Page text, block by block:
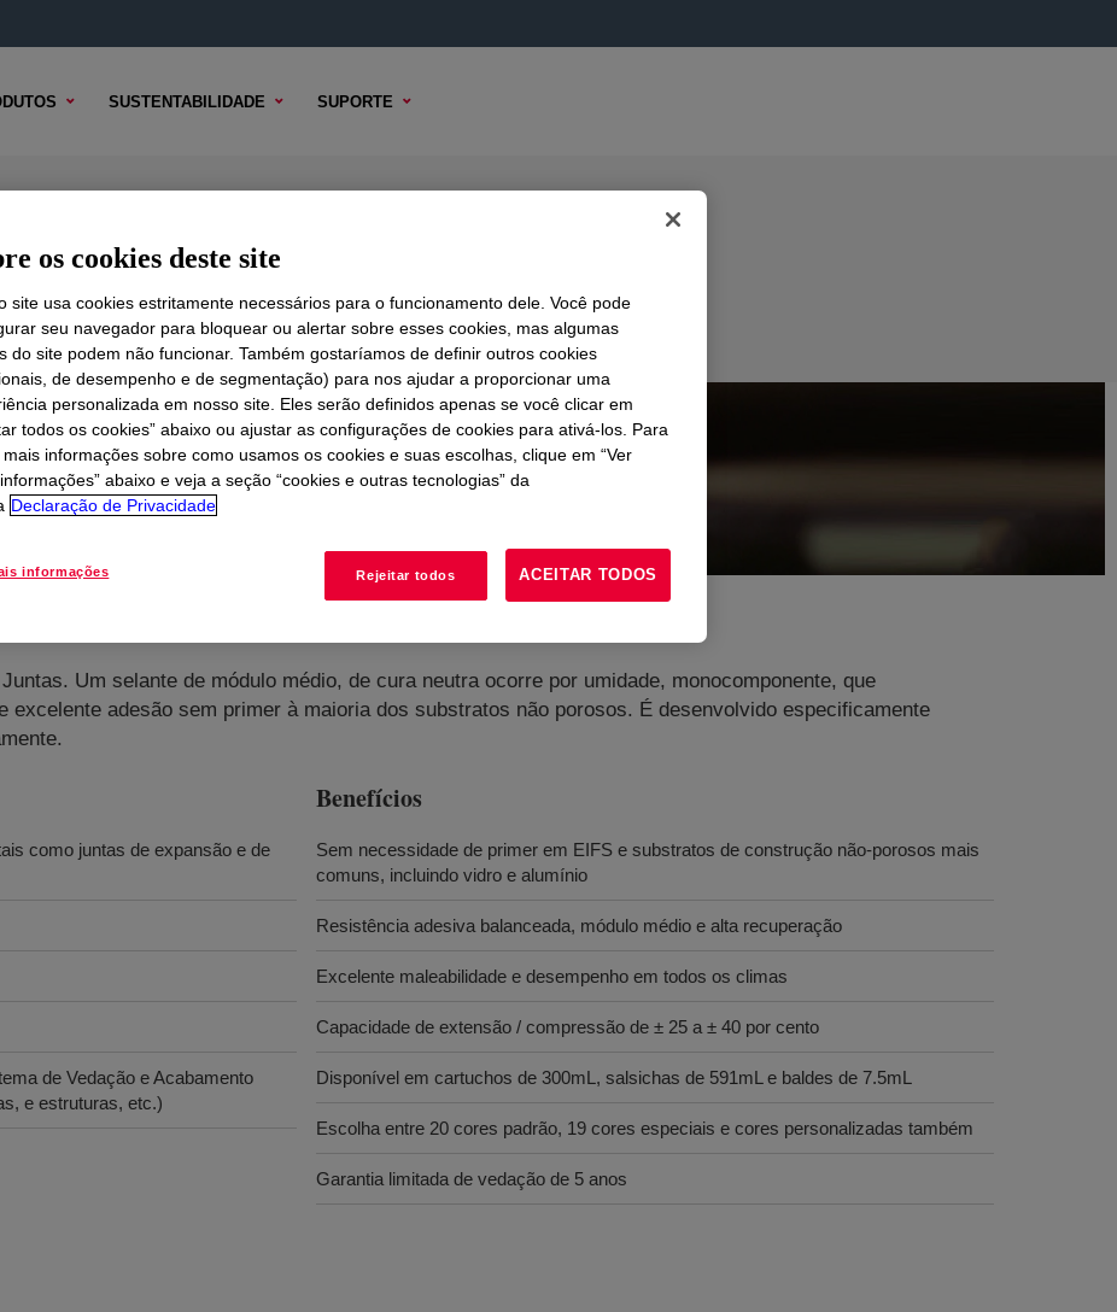
SUSTENTABILIDADE SUPORTE
Sealant
TÉCNICO OPÇÕES DE AMOSTRA OPÇÕES DE COMPRA
Sealant
Um selante de módulo médio, de cura neutra ocorre por umidade, monocomponente, que
adesão sem primer à maioria dos substratos não porosos. É desenvolvido especificamente
como juntas de expansão e de
de Vedação e Acabamento
e estruturas, etc.)
Benefícios
Sem necessidade de primer em EIFS e substratos de construção não-porosos mais
comuns, incluindo vidro e alumínio
Resistência adesiva balanceada, módulo médio e alta recuperação
Excelente maleabilidade e desempenho em todos os climas
Capacidade de extensão / compressão de ± 25 a ± 40 por cento
Disponível em cartuchos de 300mL, salsichas de 591mL e baldes de 7.5mL
Escolha entre 20 cores padrão, 19 cores especiais e cores personalizadas também
Garantia limitada de vedação de 5 anos
os cookies deste site
site usa cookies estritamente necessários para o funcionamento dele. Você pode
seu navegador para bloquear ou alertar sobre esses cookies, mas algumas
do site podem não funcionar. Também gostaríamos de definir outros cookies
de desempenho e de segmentação) para nos ajudar a proporcionar uma
personalizada em nosso site. Eles serão definidos apenas se você clicar em
todos os cookies” abaixo ou ajustar as configurações de cookies para ativá-los. Para
informações sobre como usamos os cookies e suas escolhas, clique em “Ver
abaixo e veja a seção “cookies e outras tecnologias” da
Declaração de Privacidade
informações Rejeitar todos ACEITAR TODOS